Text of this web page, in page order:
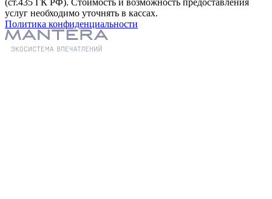
(ст.435 ГК РФ). Стоимость и возможность предоставления
услуг необходимо уточнять в кассах.
Политика конфиденциальности